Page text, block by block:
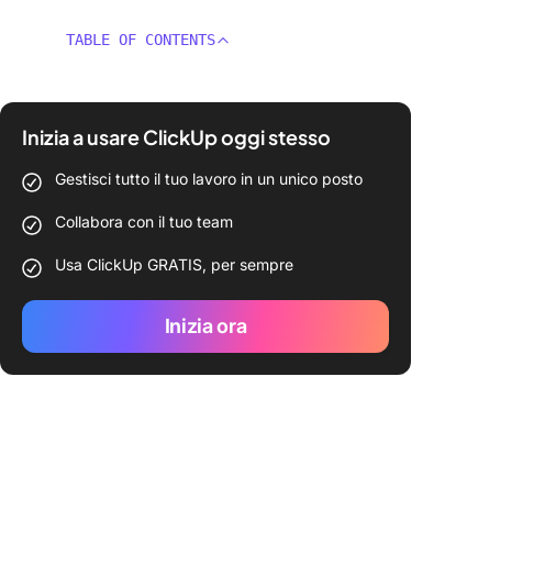
TABLE OF CONTENTS
Inizia a usare ClickUp oggi stesso
Gestisci tutto il tuo lavoro in un unico posto
Collabora con il tuo team
Usa ClickUp GRATIS, per sempre
Inizia ora